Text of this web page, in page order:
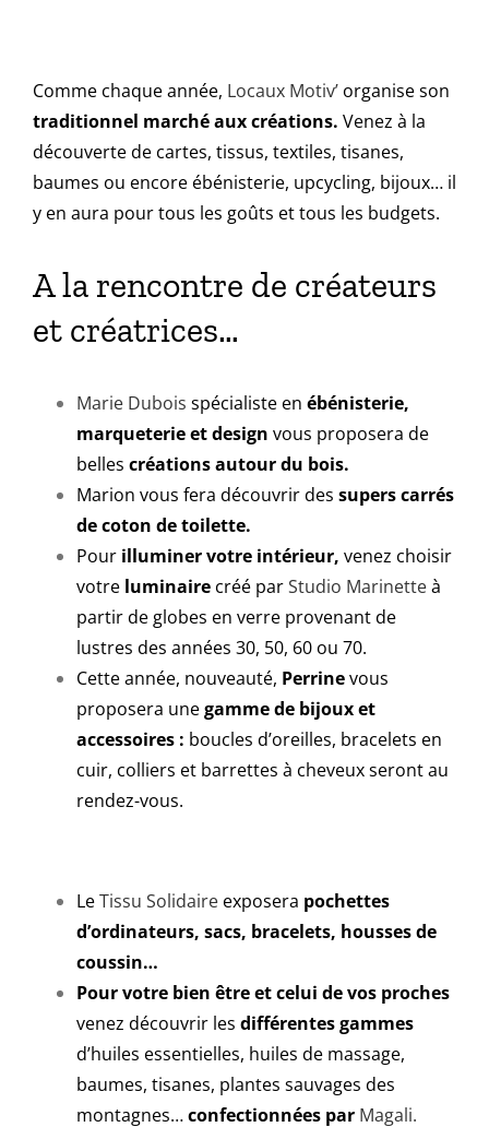
Comme chaque année, Locaux Motiv’ organise son
traditionnel marché aux créations. Venez à la
découverte de cartes, tissus, textiles, tisanes,
baumes ou encore ébénisterie, upcycling, bijoux… il
y en aura pour tous les goûts et tous les budgets.
A la rencontre de créateurs
et créatrices…
Marie Dubois spécialiste en ébénisterie,
marqueterie et design vous proposera de
belles créations autour du bois.
Marion vous fera découvrir des supers carrés
de coton de toilette.
Pour illuminer votre intérieur, venez choisir
votre luminaire créé parStudio Marinetteà
partir de globes en verre provenant de
lustres des années 30, 50, 60 ou 70.
Cette année, nouveauté, Perrinevous
proposera unegamme de bijoux et
accessoires : boucles d’oreilles, bracelets en
cuir, colliers et barrettes à cheveux seront au
rendez-vous.
LeTissu Solidaire exposera pochettes
d’ordinateurs, sacs, bracelets, housses de
coussin…
Pour votre bien être et celui de vos proches
venez découvrir les différentes gammes
d’huiles essentielles, huiles de massage,
baumes, tisanes, plantes sauvages des
montagnes…confectionnées par Magali.